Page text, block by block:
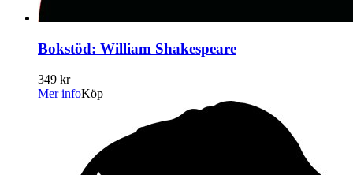
Bokstöd: William Shakespeare
349 kr
Mer infoKöp